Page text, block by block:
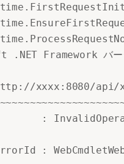
.NET Framework バ
xxxx:8080/api/
: